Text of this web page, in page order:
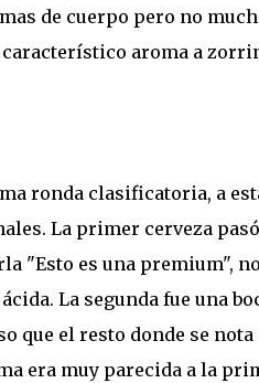
de cuerpo pero no
aroma a
ronda clasificatoria, a
La primer cerveza
"Esto es una premium",
La segunda fue una
que el resto donde se
era muy parecida a la